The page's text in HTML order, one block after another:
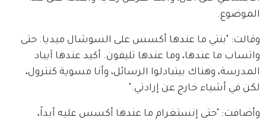
الموضوع.
وقالت: "بنتي ما عندها أكسس على السوشال ميديا. حتى
واتساب ما عندها، وما عندها تليفون. أكيد عندها آيباد
المدرسة، وهناك بيتبادلوا الرسائل، وأنا مسوية كنترول،
لكن في أشياء خارج عن إرادتي."
وأضافت: "حتى إنستغرام ما عندها أكسس عليه أبداً،